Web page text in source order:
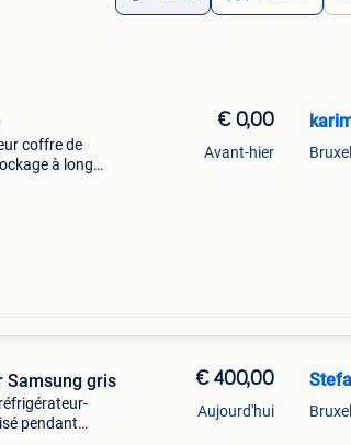
coffre de
à long
€ 0,00
Avant-hier
Samsung gris
pendant
€ 400,00
Aujourd'hui